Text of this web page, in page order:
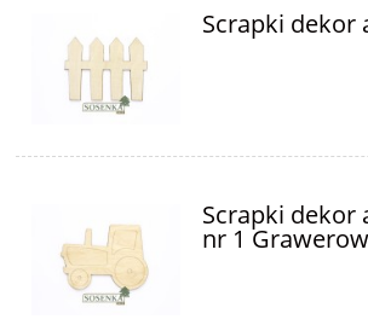
Scrapki dekor
Scrapki dekor
nr 1